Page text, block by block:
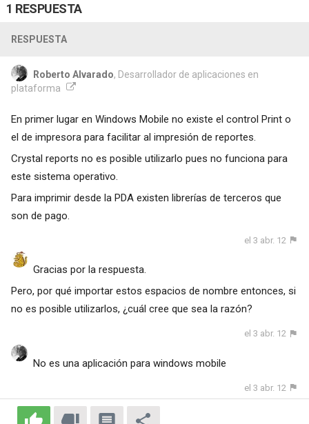
1 RESPUESTA
RESPUESTA
Roberto Alvarado, Desarrollador de aplicaciones en
plataforma
En primer lugar en Windows Mobile no existe el control Print o
el de impresora para facilitar al impresión de reportes.
Crystal reports no es posible utilizarlo pues no funciona para
este sistema operativo.
Para imprimir desde la PDA existen librerías de terceros que
son de pago.
el 3 abr. 12
Gracias por la respuesta.
Pero, por qué importar estos espacios de nombre entonces, si
no es posible utilizarlos, ¿cuál cree que sea la razón?
el 3 abr. 12
No es una aplicación para windows mobile
el 3 abr. 12